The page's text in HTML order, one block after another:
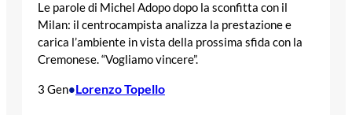
Le parole di Michel Adopo dopo la sconfitta con il
Milan: il centrocampista analizza la prestazione e
carica l’ambiente in vista della prossima sfida con la
Cremonese. “Vogliamo vincere”.
3 Gen•Lorenzo Topello